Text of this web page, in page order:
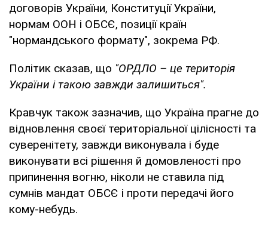
договорів України, Конституції України,
нормам ООН і ОБСЄ, позиції країн
"нормандського формату", зокрема РФ.
Політик сказав, що "ОРДЛО – це територія
України і такою завжди залишиться".
Кравчук також зазначив, що Україна прагне до
відновлення своєї територіальної цілісності та
суверенітету, завжди виконувала і буде
виконувати всі рішення й домовленості про
припинення вогню, ніколи не ставила під
сумнів мандат ОБСЄ і проти передачі його
кому-небудь.